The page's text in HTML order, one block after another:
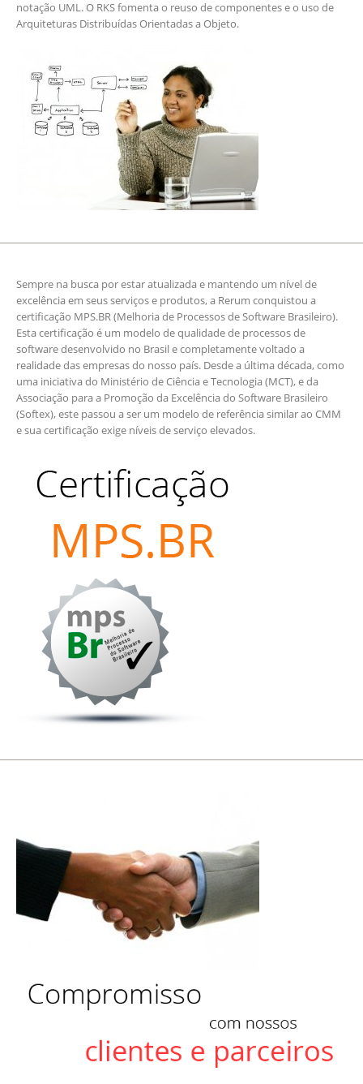
notação UML. O RKS fomenta o reuso de componentes e o uso de
Arquiteturas Distribuídas Orientadas a Objeto.
Sempre na busca por estar atualizada e mantendo um nível de
excelência em seus serviços e produtos, a Rerum conquistou a
certificação MPS.BR (Melhoria de Processos de Software Brasileiro).
Esta certificação é um modelo de qualidade de processos de
software desenvolvido no Brasil e completamente voltado a
realidade das empresas do nosso país. Desde a última década, como
uma iniciativa do Ministério de Ciência e Tecnologia (MCT), e da
Associação para a Promoção da Excelência do Software Brasileiro
(Softex), este passou a ser um modelo de referência similar ao CMM
e sua certificação exige níveis de serviço elevados.